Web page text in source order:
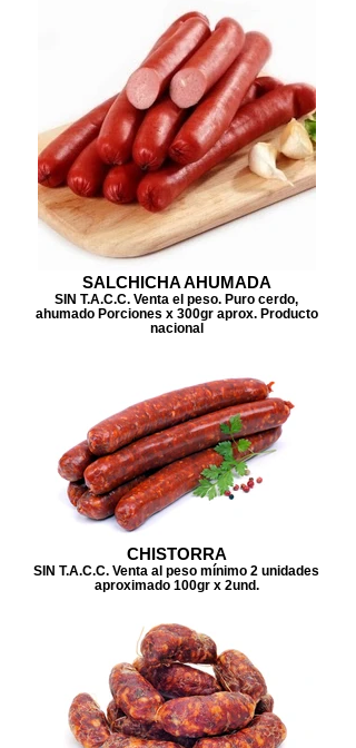
SALCHICHA AHUMADA
SIN T.A.C.C. Venta el peso. Puro cerdo,
ahumado Porciones x 300gr aprox. Producto
nacional
CHISTORRA
SIN T.A.C.C. Venta al peso mínimo 2 unidades
aproximado 100gr x 2und.